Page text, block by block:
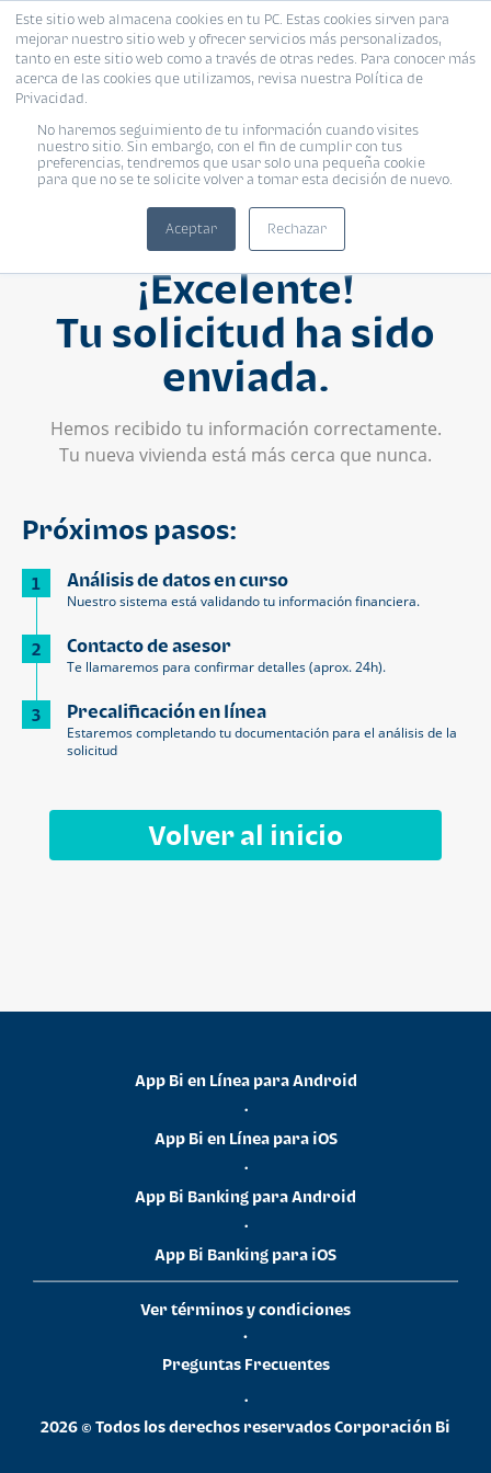
Este sitio web almacena cookies en tu PC. Estas cookies sirven para
mejorar nuestro sitio web y ofrecer servicios más personalizados,
tanto en este sitio web como a través de otras redes. Para conocer más
acerca de las cookies que utilizamos, revisa nuestra Política de
Privacidad.
No haremos seguimiento de tu información cuando visites
nuestro sitio. Sin embargo, con el fin de cumplir con tus
preferencias, tendremos que usar solo una pequeña cookie
para que no se te solicite volver a tomar esta decisión de nuevo.
Aceptar Rechazar
¡Excelente!
Tu solicitud ha sido
enviada.
Hemos recibido tu información correctamente.
Tu nueva vivienda está más cerca que nunca.
Próximos pasos:
1 Análisis de datos en curso
Nuestro sistema está validando tu información financiera.
2 Contacto de asesor
Te llamaremos para confirmar detalles (aprox. 24h).
3 Precalificación en línea
Estaremos completando tu documentación para el análisis de la
solicitud
Volver al inicio
App Bi en Línea para Android
•
App Bi en Línea para iOS
•
App Bi Banking para Android
•
App Bi Banking para iOS
Ver términos y condiciones
•
Preguntas Frecuentes
•
2026 © Todos los derechos reservados Corporación Bi